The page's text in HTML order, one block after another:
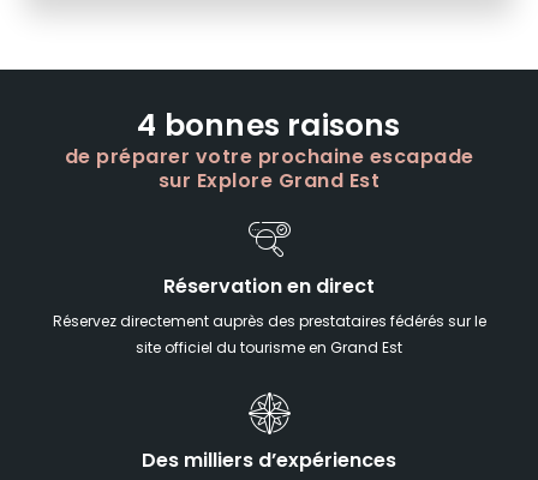
4 bonnes raisons
de préparer votre prochaine escapade
sur Explore Grand Est
Réservation en direct
Réservez directement auprès des prestataires fédérés sur le
site officiel du tourisme en Grand Est
Des milliers d’expériences